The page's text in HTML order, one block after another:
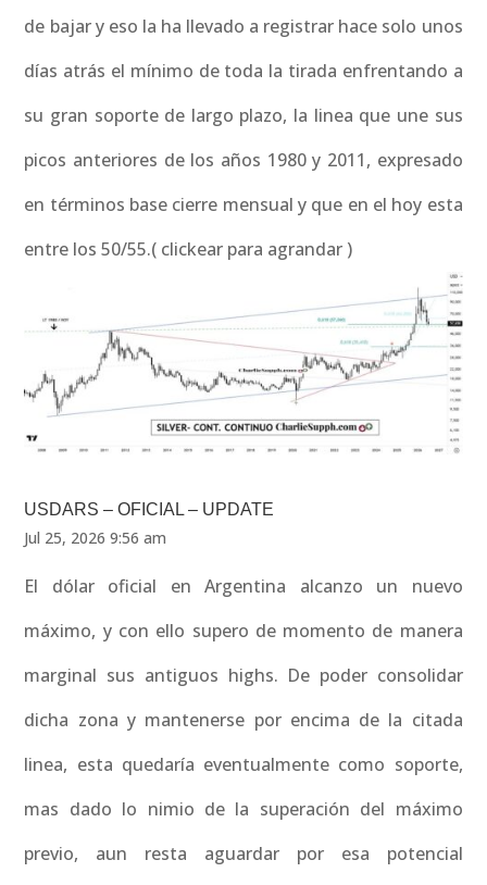
de bajar y eso la ha llevado a registrar hace solo unos
días atrás el mínimo de toda la tirada enfrentando a
su gran soporte de largo plazo, la linea que une sus
picos anteriores de los años 1980 y 2011, expresado
en términos base cierre mensual y que en el hoy esta
entre los 50/55.( clickear para agrandar )
USDARS – OFICIAL – UPDATE
Jul 25, 2026 9:56 am
El dólar oficial en Argentina alcanzo un nuevo
máximo, y con ello supero de momento de manera
marginal sus antiguos highs. De poder consolidar
dicha zona y mantenerse por encima de la citada
linea, esta quedaría eventualmente como soporte,
mas dado lo nimio de la superación del máximo
previo, aun resta aguardar por esa potencial